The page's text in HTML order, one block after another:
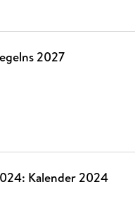
2027
Kalender 2024